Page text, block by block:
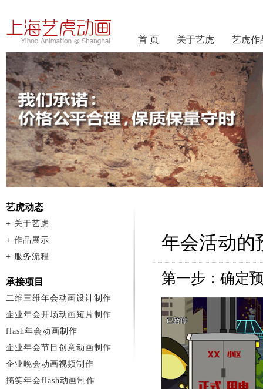
首 页 关于艺虎 艺虎作
年会活动的
第一步：确定
艺虎动态
+ 关于艺虎
+ 作品展示
+ 服务流程
承接项目
二维三维年会动画设计制作
企业年会开场动画短片制作
flash年会动画制作
企业年会节目创意动画制作
企业晚会动画视频制作
搞笑年会flash动画制作